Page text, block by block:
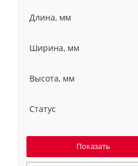
Длина, мм
Ширина, мм
Высота, мм
Статус